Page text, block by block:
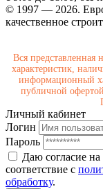
© 1997 — 2026.
качественное
Вся представленная
характеристик,
информационный
публичной
Личный кабинет
Логин
Пароль
Даю согласие
соответствие с
обработку.